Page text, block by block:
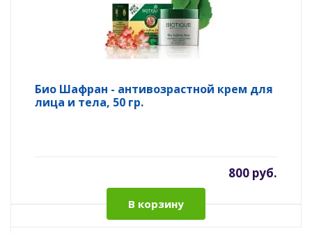
Био Шафран - антивозрастной крем для
лица и тела, 50 гр.
800 руб.
В корзину